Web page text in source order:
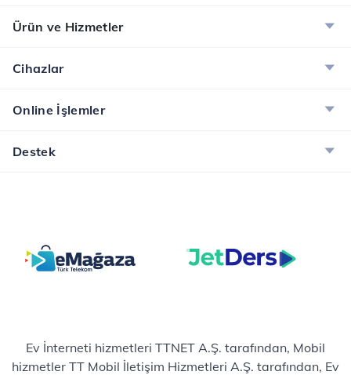
Ürün ve Hizmetler
Cihazlar
Online İşlemler
Destek
Ev İnterneti hizmetleri TTNET A.Ş. tarafından, Mobil
hizmetler TT Mobil İletişim Hizmetleri A.Ş. tarafından, Ev